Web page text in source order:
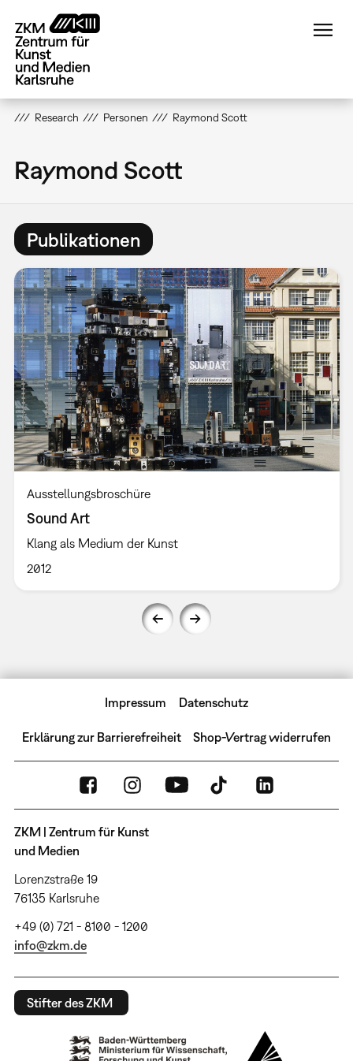
zum
Inhalt
Research Personen Raymond Scott
Raymond Scott
Publikationen
Ausstellungsbroschüre
Sound Art
Klang als Medium der Kunst
2012
Impressum Datenschutz
Erklärung zur Barrierefreiheit Shop-Vertrag widerrufen
ZKM | Zentrum für Kunst
und Medien
Lorenzstraße 19
76135 Karlsruhe
+49 (0) 721 - 8100 - 1200
info@zkm.de
Stifter des ZKM